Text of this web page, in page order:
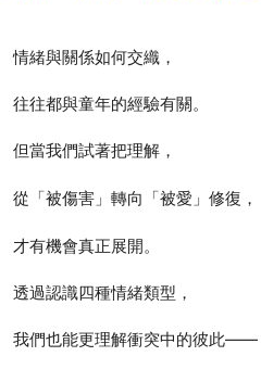
情緒與關係如何交織，
往往都與童年的經驗有關。
但當我們試著把理解，
從「被傷害」轉向「被愛」 修復，
才有機會真正展開。
透過認識四種情緒類型，
我們也能更理解衝突中的彼此——